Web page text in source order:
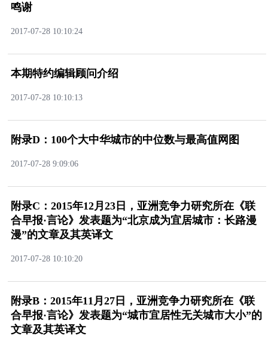
鸣谢
2017-07-2810:10:24
本期特约编辑顾问介绍
2017-07-2810:10:13
附录D：100个大中华城市的中位数与最高值网图
2017-07-289:09:06
附录C：2015年12月23日，亚洲竞争力研究所在《联
合早报·言论》发表题为“北京成为宜居城市：长路漫
漫”的文章及其英译文
2017-07-2810:10:20
附录B：2015年11月27日，亚洲竞争力研究所在《联
合早报·言论》发表题为“城市宜居性无关城市大小”的
文章及其英译文